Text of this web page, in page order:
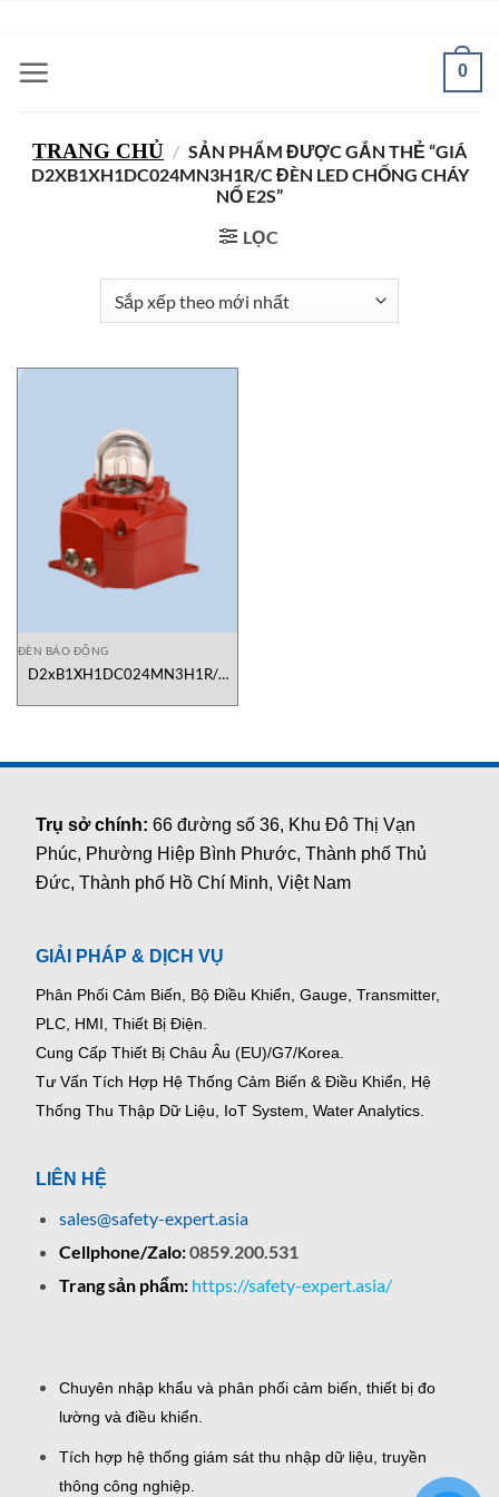
nội
0
TRANG CHỦ / SẢN PHẨM ĐƯỢC GẮN THẺ “GIÁ
D2XB1XH1DC024MN3H1R/C ĐÈN LED CHỐNG CHÁY
NỔ E2S”
LỌC
ĐÈN BÁO ĐỘNG
D2xB1XH1DC024MN3H1R/C
Trụ sở chính:66 đường số 36, Khu Đô Thị Vạn
Phúc, Phường Hiệp Bình Phước, Thành phố Thủ
Đức, Thành phố Hồ Chí Minh, Việt Nam
GIẢI PHÁP & DỊCH VỤ
Phân Phối Cảm Biến, Bộ Điều Khiển, Gauge, Transmitter,
PLC, HMI, Thiết Bị Điện.
Cung Cấp Thiết Bị Châu Âu (EU)/G7/Korea.
Tư Vấn Tích Hợp Hệ Thống Cảm Biến & Điều Khiển, Hệ
Thống Thu Thập Dữ Liệu, IoT System, Water Analytics.
LIÊN HỆ
sales@safety-expert.asia
Cellphone/Zalo:0859.200.531
Trang sản phẩm: https://safety-expert.asia/
Chuyên nhập khẩu và phân phối cảm biến, thiết bị đo
lường và điều khiển.
Tích hợp hệ thống giám sát thu nhập dữ liệu, truyền
thông công nghiệp.